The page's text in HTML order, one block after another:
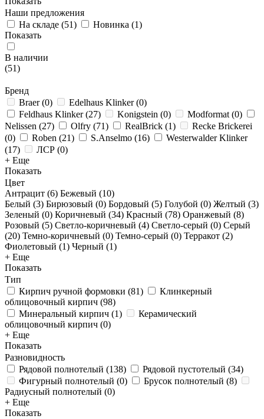
Наши предложения
На складе (51) Новинка (1)
Показать
В наличии
(51)
Бренд
Braer(0) Edelhaus Klinker(0)
Feldhaus Klinker(27) Konigstein (0) Modformat (0)
Nelissen (27) Olfry (71) RealBrick (1)
Recke Brickerei
(0) Roben (21) S.Anselmo (16)
Westerwalder Klinker
(17) ЛСР (0)
+ Еще
Показать
Цвет
Антрацит (6) Бежевый (10)
Белый (3) Бирюзовый (0) Бордовый (5) Голубой (0) Желтый (3)
Зеленый (0) Коричневый (34) Красный (78) Оранжевый (8)
Розовый (5) Светло-коричневый (4) Светло-серый (0) Серый
(20) Темно-коричневый (0) Темно-серый (0) Терракот (2)
Фиолетовый (1) Черный (1)
+ Еще
Показать
Тип
Кирпич ручной формовки (81)
Клинкерный
облицовочный кирпич (98)
Минеральный кирпич (1)
Керамический
облицовочный кирпич (0)
+ Еще
Показать
Разновидность
Рядовой полнотелый (138) Рядовой пустотелый (34)
Фигурный полнотелый (0) Брусок полнотелый (8)
Радиусный полнотелый (0)
+ Еще
Показать